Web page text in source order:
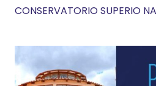
CONSERVATORIO SUPERIO